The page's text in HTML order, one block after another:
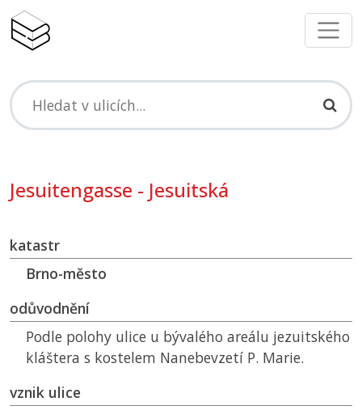
Jesuitengasse - Jesuitská
katastr
Brno-město
odůvodnění
Podle polohy ulice u bývalého areálu jezuitského
kláštera s kostelem Nanebevzetí P. Marie.
vznik ulice